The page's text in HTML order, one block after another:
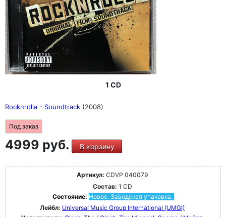
1 CD
Rocknrolla - Soundtrack (2008)
Под заказ
4999 руб. В корзину
Артикул: CDVP 040079
Состав: 1 CD
Состояние: Новое. Заводская упаковка.
Лейбл: Universal Music Group International (UMGI)